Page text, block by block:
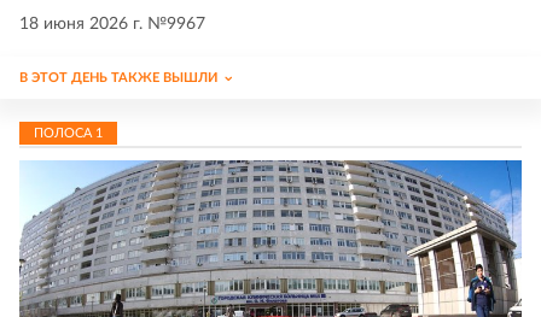
18 июня 2026 г. №9967
В ЭТОТ ДЕНЬ ТАКЖЕ ВЫШЛИ
ПОЛОСА 1